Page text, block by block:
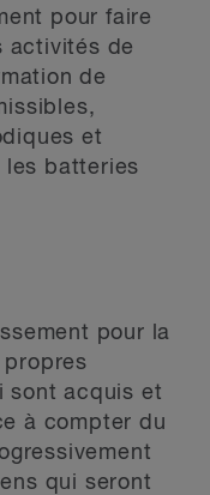
pour faire
activités de
de
et
les batteries
pour la
sont acquis et
à compter du
qui seront